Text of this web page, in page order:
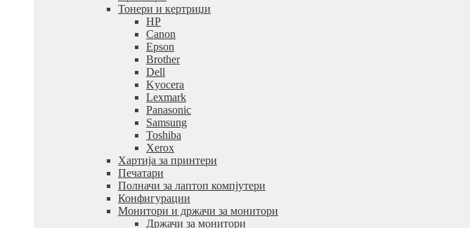
Тонери и кертриџи
HP
Canon
Epson
Brother
Dell
Kyocera
Lexmark
Panasonic
Samsung
Toshiba
Xerox
Хартија за принтери
Печатари
Полначи за лаптоп компјутери
Конфигурации
Монитори и држачи за монитори
Држачи за монитори